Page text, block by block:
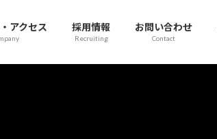
アクセス 採用情報
Recruiting
お問い合わせ
Contact